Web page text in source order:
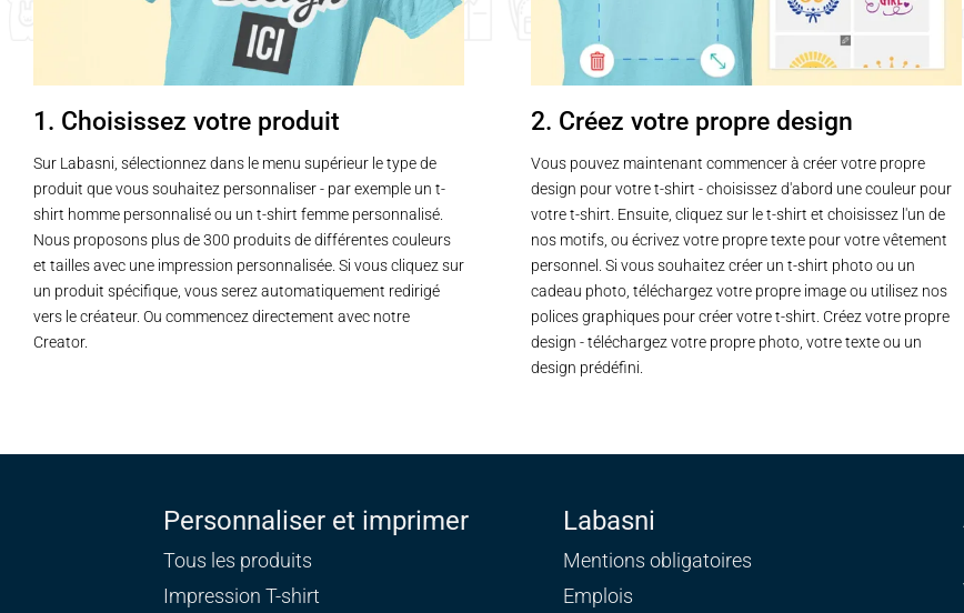
1. Choisissez votre produit
Sur Labasni, sélectionnez dans le menu supérieur le type de
produit que vous souhaitez personnaliser - par exemple un t-
shirt homme personnalisé ou un t-shirt femme personnalisé.
Nous proposons plus de 300 produits de différentes couleurs
et tailles avec une impression personnalisée. Si vous cliquez sur
un produit spécifique, vous serez automatiquement redirigé
vers le créateur. Ou commencez directement avec notre
Creator.
2. Créez votre propre design
Vous pouvez maintenant commencer à créer votre propre
design pour votre t-shirt - choisissez d'abord une couleur pour
votre t-shirt. Ensuite, cliquez sur le t-shirt et choisissez l'un de
nos motifs, ou écrivez votre propre texte pour votre vêtement
personnel. Si vous souhaitez créer un t-shirt photo ou un
cadeau photo, téléchargez votre propre image ou utilisez nos
polices graphiques pour créer votre t-shirt. Créez votre propre
design - téléchargez votre propre photo, votre texte ou un
design prédéfini.
Personnaliser et imprimer
Tous les produits
Impression T-shirt
Labasni
Mentions obligatoires
Emplois